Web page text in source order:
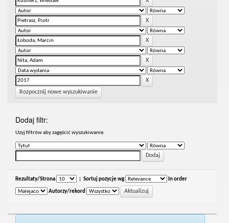
Rozpocznij nowe wyszukiwanie
Dodaj filtr:
Uzyj filtrów aby zagęścić wyszukiwanie.
Rezultaty/Strona Sortuj pozycje wg In order
Autorzy/rekord